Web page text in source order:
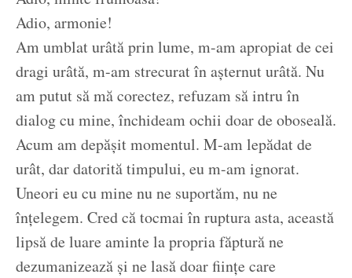
Adio, armonie!
Am umblat urâtă prin lume, m-am apropiat de cei
dragi urâtă, m-am strecurat în așternut urâtă. Nu
am putut să mă corectez, refuzam să intru în
dialog cu mine, închideam ochii doar de oboseală.
Acum am depășit momentul. M-am lepădat de
urât, dar datorită timpului, eu m-am ignorat.
Uneori eu cu mine nu ne suportăm, nu ne
înțelegem. Cred că tocmai în ruptura asta, această
lipsă de luare aminte la propria făptură ne
dezumanizează și ne lasă doar ființe care